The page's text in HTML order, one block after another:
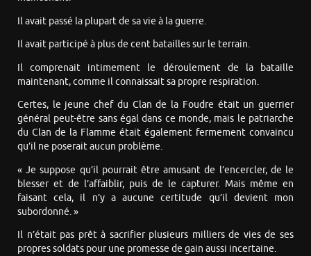
Il avait passé la plupart de sa vie à la guerre.
Il avait participé à plus de cent batailles sur le terrain.
Il comprenait intimement le déroulement de la bataille
maintenant, comme il connaissait sa propre respiration.
Certes, le jeune chef du Clan de la Foudre était un guerrier
général peut-être sans égal dans ce monde, mais le patriarche
du Clan de la Flamme était également fermement convaincu
qu’il ne poserait aucun problème.
« Je suppose qu’il pourrait être amusant de l’encercler, de le
blesser et de l’affaiblir, puis de le capturer. Mais même en
faisant cela, il n’y a aucune certitude qu’il devient mon
subordonné. »
Il n’était pas prêt à sacrifier plusieurs milliers de vies de ses
propres soldats pour une promesse de gain aussi incertaine.